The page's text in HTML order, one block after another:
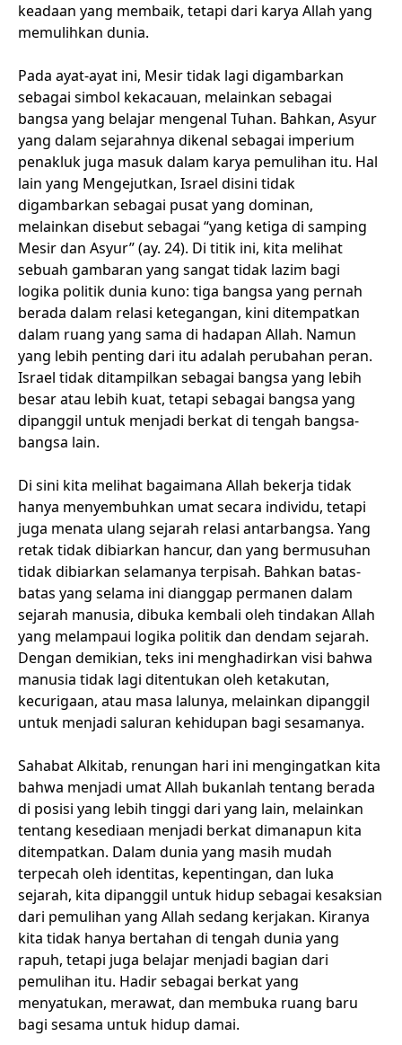
keadaan yang membaik, tetapi dari karya Allah yang
memulihkan dunia.
Pada ayat-ayat ini, Mesir tidak lagi digambarkan
sebagai simbol kekacauan, melainkan sebagai
bangsa yang belajar mengenal Tuhan. Bahkan, Asyur
yang dalam sejarahnya dikenal sebagai imperium
penakluk juga masuk dalam karya pemulihan itu. Hal
lain yang Mengejutkan, Israel disini tidak
digambarkan sebagai pusat yang dominan,
melainkan disebut sebagai “yang ketiga di samping
Mesir dan Asyur” (ay. 24). Di titik ini, kita melihat
sebuah gambaran yang sangat tidak lazim bagi
logika politik dunia kuno: tiga bangsa yang pernah
berada dalam relasi ketegangan, kini ditempatkan
dalam ruang yang sama di hadapan Allah. Namun
yang lebih penting dari itu adalah perubahan peran.
Israel tidak ditampilkan sebagai bangsa yang lebih
besar atau lebih kuat, tetapi sebagai bangsa yang
dipanggil untuk menjadi berkat di tengah bangsa-
bangsa lain.
Di sini kita melihat bagaimana Allah bekerja tidak
hanya menyembuhkan umat secara individu, tetapi
juga menata ulang sejarah relasi antarbangsa. Yang
retak tidak dibiarkan hancur, dan yang bermusuhan
tidak dibiarkan selamanya terpisah. Bahkan batas-
batas yang selama ini dianggap permanen dalam
sejarah manusia, dibuka kembali oleh tindakan Allah
yang melampaui logika politik dan dendam sejarah.
Dengan demikian, teks ini menghadirkan visi bahwa
manusia tidak lagi ditentukan oleh ketakutan,
kecurigaan, atau masa lalunya, melainkan dipanggil
untuk menjadi saluran kehidupan bagi sesamanya.
Sahabat Alkitab, renungan hari ini mengingatkan kita
bahwa menjadi umat Allah bukanlah tentang berada
di posisi yang lebih tinggi dari yang lain, melainkan
tentang kesediaan menjadi berkat dimanapun kita
ditempatkan. Dalam dunia yang masih mudah
terpecah oleh identitas, kepentingan, dan luka
sejarah, kita dipanggil untuk hidup sebagai kesaksian
dari pemulihan yang Allah sedang kerjakan. Kiranya
kita tidak hanya bertahan di tengah dunia yang
rapuh, tetapi juga belajar menjadi bagian dari
pemulihan itu. Hadir sebagai berkat yang
menyatukan, merawat, dan membuka ruang baru
bagi sesama untuk hidup damai.